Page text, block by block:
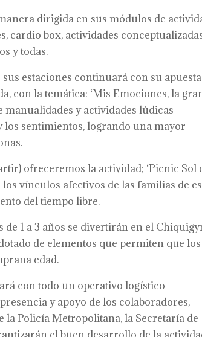
dirigida en sus módulos de
cardio box, actividades
y todas.
estaciones continuará con su apuesta
con la temática: ‘Mis Emociones, la
manualidades y actividades lúdicas
los sentimientos, logrando una mayor
ofreceremos la actividad; ‘Picnic Sol
vínculos afectivos de las familias de
del tiempo libre.
1 a 3 años se divertirán en el
de elementos que permiten que los
edad.
con todo un operativo logístico
y apoyo de los colaboradores,
Policía Metropolitana, la Secretaría de